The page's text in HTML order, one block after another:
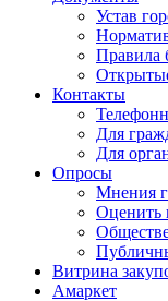
Устав
Правила
Контакты
Для
Для
Опросы
Мнения
Оценить
Витрина
Амаркет